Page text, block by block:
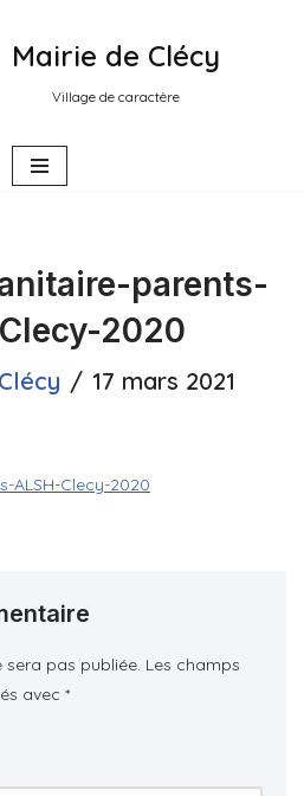
Mairie de Clécy
Village de caractère
parents-
2020
17 mars 2021
ALSH-Clecy-2020
pas publiée. Les champs
avec *